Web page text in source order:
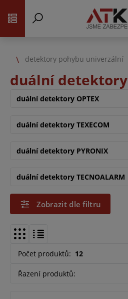
detektory pohybu univerzální
duální detektory
duální detektory OPTEX
duální detektory TEXECOM
duální detektory PYRONIX
duální detektory TECNOALARM
Zobrazit dle filtru
Počet produktů: 12
Řazení produktů: